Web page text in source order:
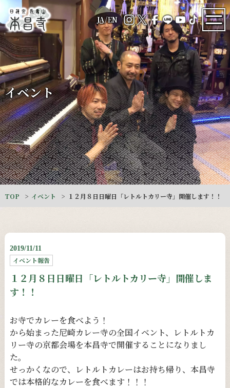
JA/EN
イベント
TOP イベント １２月８日日曜日「レトルトカリー寺」開催します！！
2019/11/11
イベント報告
１２月８日日曜日「レトルトカリー寺」開催しま
す！！
お寺でカレーを食べよう！
から始まった尼崎カレー寺の全国イベント、レトルトカ
リー寺の京都会場を本昌寺で開催することになりまし
た。
せっかくなので、レトルトカレーはお持ち帰り、本昌寺
では本格的なカレーを食べます！！！